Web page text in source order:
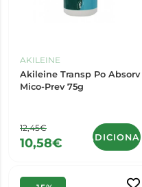
AKILEINE
Akileine Transp Po Absorv
Mico-Prev 75g
12,45€
10,58€ ADICIONAR